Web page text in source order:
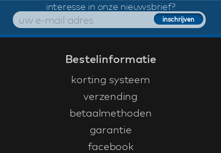
interesse in onze nieuwsbrief?
Bestelinformatie
korting systeem
verzending
betaalmethoden
garantie
facebook